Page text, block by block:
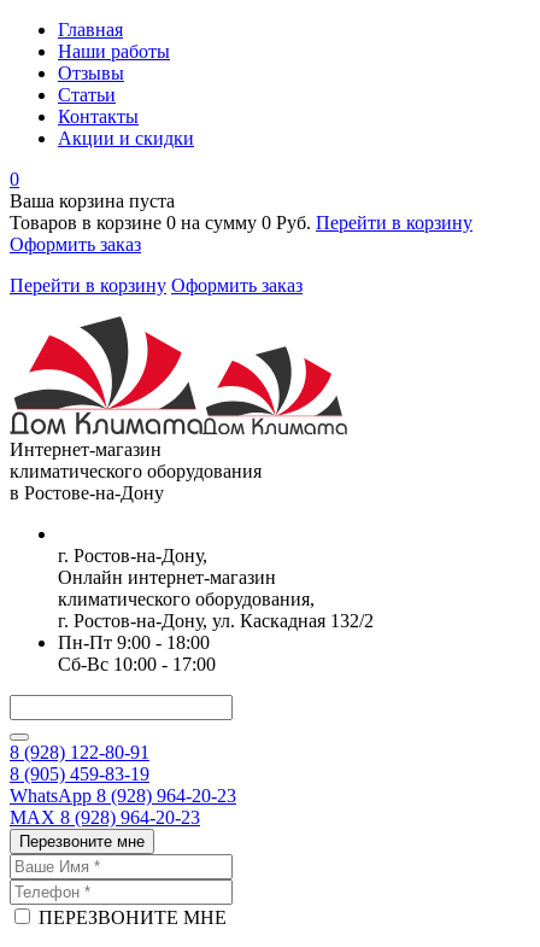
Главная
Наши работы
Отзывы
Статьи
Контакты
Акции и скидки
0
Ваша корзина пуста
Товаров в корзине 0 на сумму 0 Руб. Перейти в корзину
Оформить заказ
Перейти в корзину Оформить заказ
Интернет-магазин
климатического оборудования
в Ростове-на-Дону
г. Ростов-на-Дону,
Онлайн интернет-магазин
климатического оборудования,
г. Ростов-на-Дону, ул. Каскадная 132/2
Пн-Пт 9:00 - 18:00
Сб-Вс 10:00 - 17:00
8 (928) 122-80-91
8 (905) 459-83-19
WhatsApp 8 (928) 964-20-23
MAX 8 (928) 964-20-23
Перезвоните мне
ПЕРЕЗВОНИТЕ МНЕ